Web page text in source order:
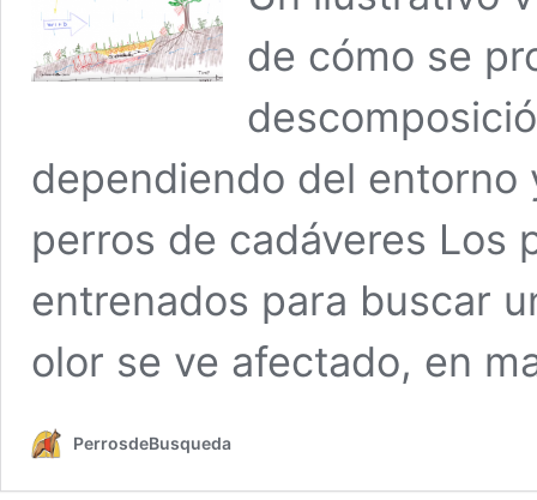
de cómo se
dependiendo del
perros de cadáveres Los
entrenados para buscar
olor se ve afectado, en
PerrosdeBusqueda